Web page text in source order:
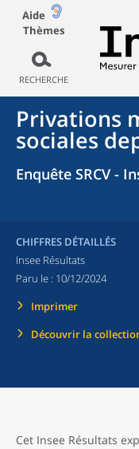
Aide
Thèmes
RECHERCHE
Privations
sociales
Enquête SRCV -
CHIFFRES DÉTAILLÉS
Insee Résultats
Paru le : 10/12/2024
Imprimer
Découvrir la
Cet Insee Résultats